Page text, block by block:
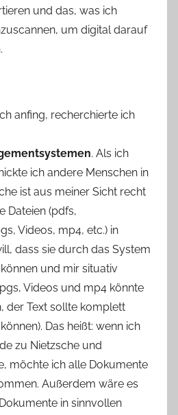
und das, was ich
um digital darauf
anfing, recherchierte ich
. Als ich
ich andere Menschen in
ist aus meiner Sicht recht
Dateien (pdfs,
Videos, mp4, etc.) in
dass sie durch das System
und mir situativ
Videos und mp4 könnte
der Text sollte komplett
Das heißt: wenn ich
zu Nietzsche und
möchte ich alle Dokumente
Außerdem wäre es
in sinnvollen